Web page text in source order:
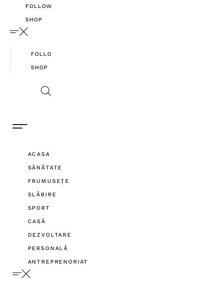
FOLLOW
SHOP
FOLLOW
SHOP
ACASA
SĂNĂTATE
FRUMUSEȚE
SLĂBIRE
SPORT
CASĂ
DEZVOLTARE
PERSONALĂ
ANTREPRENORIAT